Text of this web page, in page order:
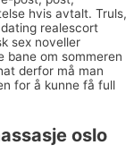
hvis avtalt. Truls,
realescort
sex noveller
bane om sommeren
derfor må man
for å kunne få full
oslo